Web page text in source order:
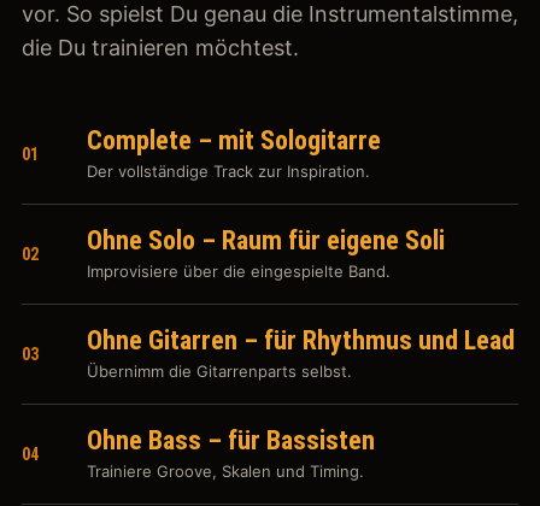
vor. So spielst Du genau die Instrumentalstimme,
die Du trainieren möchtest.
01 Complete – mit Sologitarre
Der vollständige Track zur Inspiration.
02 Ohne Solo – Raum für eigene Soli
Improvisiere über die eingespielte Band.
03 Ohne Gitarren – für Rhythmus und Lead
Übernimm die Gitarrenparts selbst.
04 Ohne Bass – für Bassisten
Trainiere Groove, Skalen und Timing.